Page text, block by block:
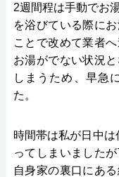
2週間程は手動でお
を浴びている際に
ことで改めて業者
お湯がでない状況
しまうため、早急
た。
時間帯は私が日中
ってしまいました
自身家の裏口にあ